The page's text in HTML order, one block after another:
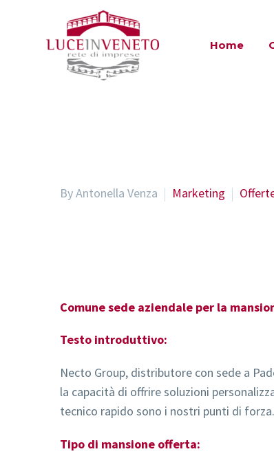
Home
By Antonella Venza Marketing
Comune sede aziendale per la
Testo introduttivo:
Necto Group, distributore con sede a
la capacità di offrire soluzioni
tecnico rapido sono i nostri punti di forza.
Tipo di mansione offerta: